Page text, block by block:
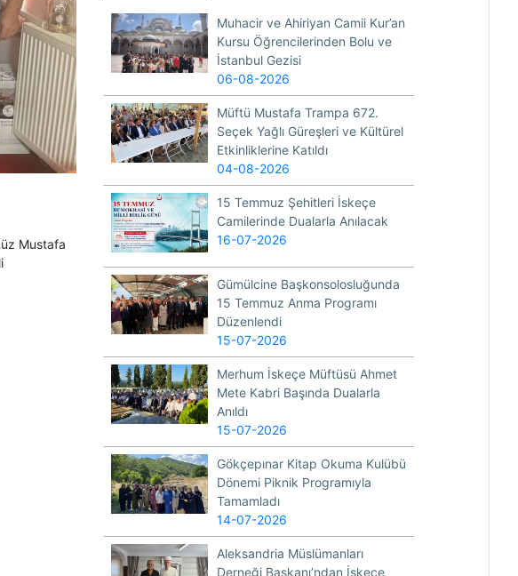
Mustafa
Muhacir ve Ahiriyan Camii Kur’an
Kursu Öğrencilerinden Bolu ve
İstanbul Gezisi
06-08-2026
Müftü Mustafa Trampa 672.
Seçek Yağlı Güreşleri ve Kültürel
Etkinliklerine Katıldı
04-08-2026
15 Temmuz Şehitleri İskeçe
Camilerinde Dualarla Anılacak
16-07-2026
Gümülcine Başkonsolosluğunda
15 Temmuz Anma Programı
Düzenlendi
15-07-2026
Merhum İskeçe Müftüsü Ahmet
Mete Kabri Başında Dualarla
Anıldı
15-07-2026
Gökçepınar Kitap Okuma Kulübü
Dönemi Piknik Programıyla
Tamamladı
14-07-2026
Aleksandria Müslümanları
Derneği Başkanı’ndan İskeçe